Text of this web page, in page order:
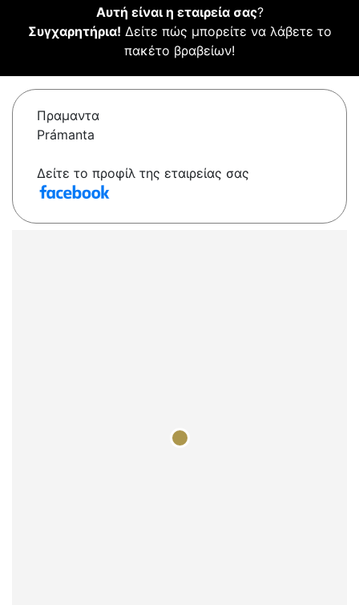
Αυτή είναι η εταιρεία σας?
Συγχαρητήρια! Δείτε πώς μπορείτε να λάβετε το
πακέτο βραβείων!
Πραμαντα
Prámanta
Δείτε το προφίλ της εταιρείας σας